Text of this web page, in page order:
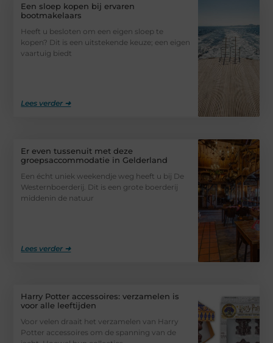
Een sloep kopen bij ervaren
bootmakelaars
Heeft u besloten om een eigen sloep te
kopen? Dit is een uitstekende keuze; een eigen
vaartuig biedt
Lees verder ➜
Er even tussenuit met deze
groepsaccommodatie in Gelderland
Een écht uniek weekendje weg heeft u bij De
Westernboerderij. Dit is een grote boerderij
middenin de natuur
Lees verder ➜
Harry Potter accessoires: verzamelen is
voor alle leeftijden
Voor velen draait het verzamelen van Harry
Potter accessoires om de spanning van de